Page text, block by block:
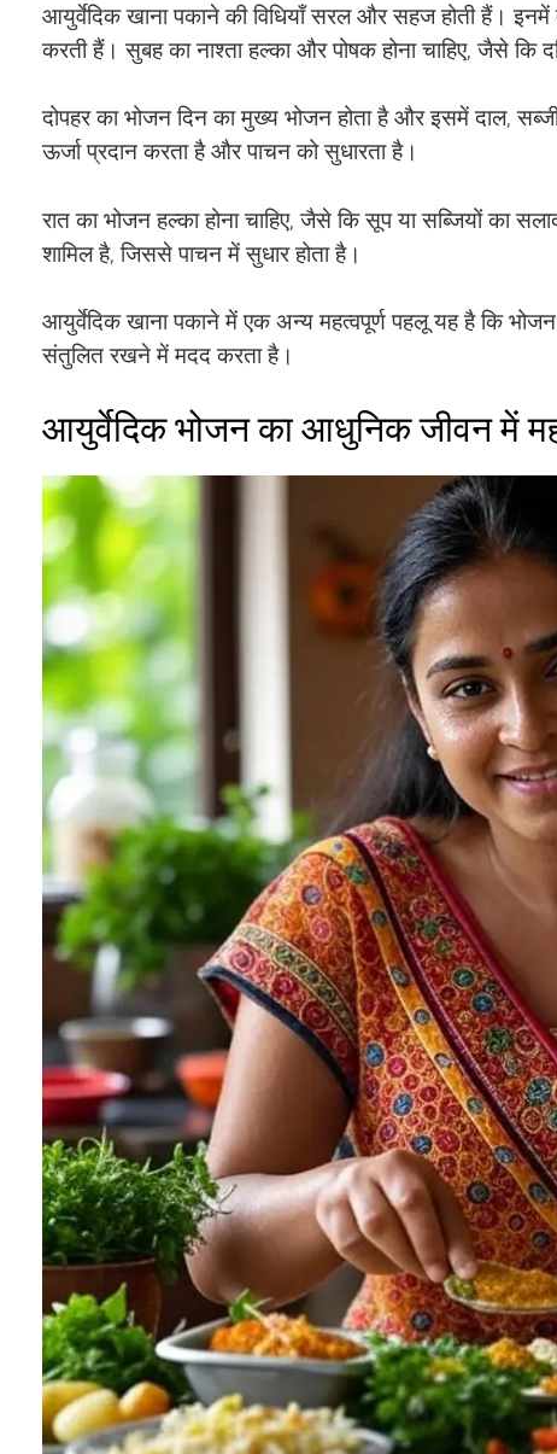
आयुर्वेदिक खाना पकाने की विधियाँ सरल और सहज होती हैं। इनमें
करती हैं। सुबह का नाश्ता हल्का और पोषक होना चाहिए, जैसे कि
दोपहर का भोजन दिन का मुख्य भोजन होता है और इसमें दाल,
ऊर्जा प्रदान करता है और पाचन को सुधारता है।
रात का भोजन हल्का होना चाहिए, जैसे कि सूप या सब्जियों का
शामिल है, जिससे पाचन में सुधार होता है।
आयुर्वेदिक खाना पकाने में एक अन्य महत्वपूर्ण पहलू यह है कि
संतुलित रखने में मदद करता है।
आयुर्वेदिक भोजन का आधुनिक जीवन में